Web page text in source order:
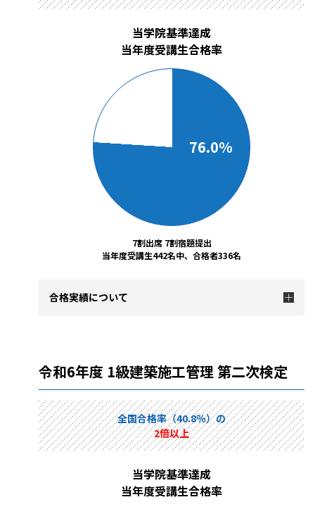
当学院基準達成
当年度受講生合格率
76.0%
7割出席 7割宿題提出
当年度受講生442名中、合格者336名
合格実績について
令和6年度 1級建築施工管理 第二次検定
全国合格率（40.8％）の
2倍以上
当学院基準達成
当年度受講生合格率